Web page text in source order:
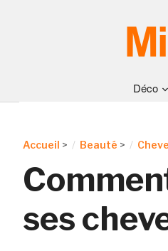
Déco
Accueil > Beauté >
ses